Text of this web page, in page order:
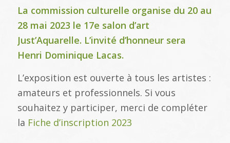
La commission culturelle organise du 20 au
28 mai 2023 le 17e salon d’art
Just’Aquarelle. L’invité d’honneur sera
Henri Dominique Lacas.
L’exposition est ouverte à tous les artistes :
amateurs et professionnels. Si vous
souhaitez y participer, merci de compléter
la Fiche d’inscription 2023